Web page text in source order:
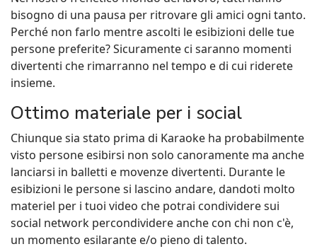
bisogno di una pausa per ritrovare gli amici ogni tanto.
Perché non farlo mentre ascolti le esibizioni delle tue
persone preferite? Sicuramente ci saranno momenti
divertenti che rimarranno nel tempo e di cui riderete
insieme.
Ottimo materiale per i social
Chiunque sia stato prima di Karaoke ha probabilmente
visto persone esibirsi non solo canoramente ma anche
lanciarsi in balletti e movenze divertenti. Durante le
esibizioni le persone si lascino andare, dandoti molto
materiel per i tuoi video che potrai condividere sui
social network percondividere anche con chi non c'è,
un momento esilarante e/o pieno di talento.